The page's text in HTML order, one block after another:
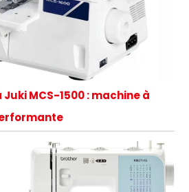
Juki MCS-1500 : machine à